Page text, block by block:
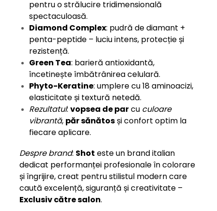
pentru o strălucire tridimensională
spectaculoasă.
Diamond Complex: pudră de diamant +
penta-peptide – luciu intens, protecție și
rezistență.
Green Tea: barieră antioxidantă,
încetinește îmbătrânirea celulară.
Phyto-Keratine: umplere cu 18 aminoacizi,
elasticitate și textură netedă.
Rezultatul: vopsea de parcu culoare
vibrantă, păr sănătosși confort optim la
fiecare aplicare.
Despre brand: Shot este un brand italian
dedicat performanței profesionale în colorare
și îngrijire, creat pentru stilistul modern care
caută excelență, siguranță și creativitate –
Exclusiv către salon.